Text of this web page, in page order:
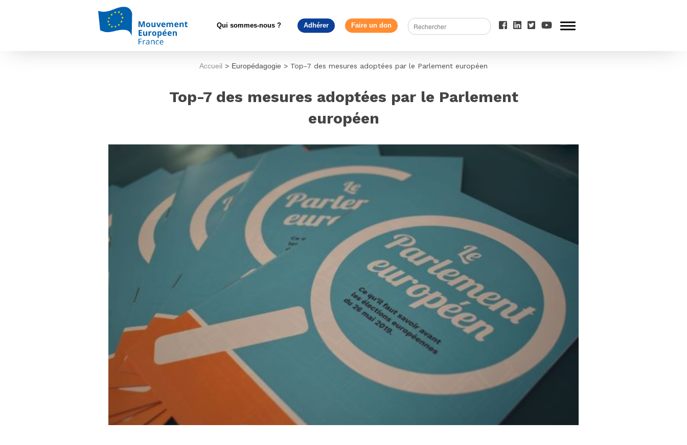
Qui sommes-nous ? Adhérer Faire un don
Accueil > Europédagogie > Top-7 des mesures adoptées par le Parlement européen
Top-7 des mesures adoptées par le Parlement
européen